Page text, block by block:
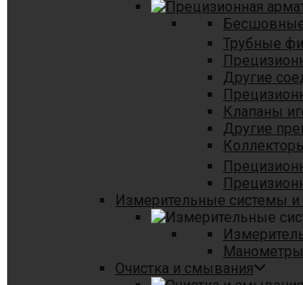
Трубные
Другие
Клапаны
Другие
Измерительные системы
Манометры
Очистка и смывания